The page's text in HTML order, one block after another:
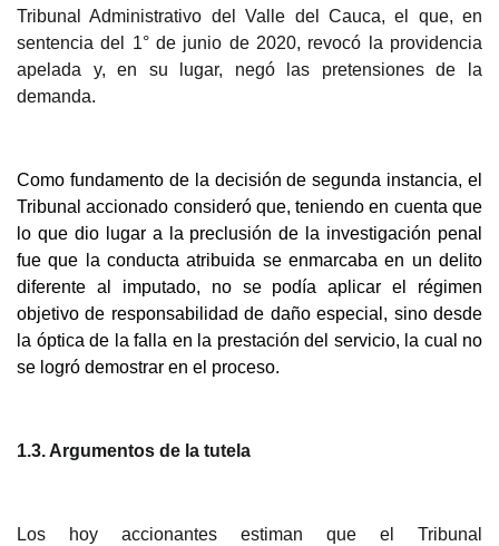
Tribunal Administrativo del Valle del Cauca, el que, en
sentencia del 1° de junio de 2020, revocó la providencia
apelada y, en su lugar, negó las pretensiones de la
demanda.
Como fundamento de la decisión de segunda instancia, el
Tribunal accionado consideró que, teniendo en cuenta que
lo que dio lugar a la preclusión de la investigación penal
fue que la conducta atribuida se enmarcaba en un delito
diferente al imputado, no se podía aplicar el régimen
objetivo de responsabilidad de daño especial, sino desde
la óptica de la falla en la prestación del servicio, la cual no
se logró demostrar en el proceso.
1.3. Argumentos de la tutela
Los hoy accionantes estiman que el Tribunal